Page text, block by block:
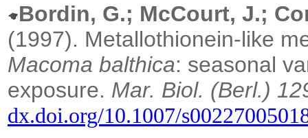
Bordin, G.; McCourt, J.;
(1997). Metallothionein-like
Macoma balthica: seasonal
exposure. Mar. Biol. (Berl.)
dx.doi.org/10.1007/